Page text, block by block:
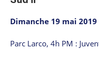
Dimanche 19 mai 2019
Parc Larco, 4h PM :